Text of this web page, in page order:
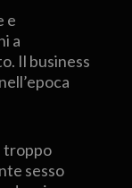
e
a
Il business
troppo
sesso